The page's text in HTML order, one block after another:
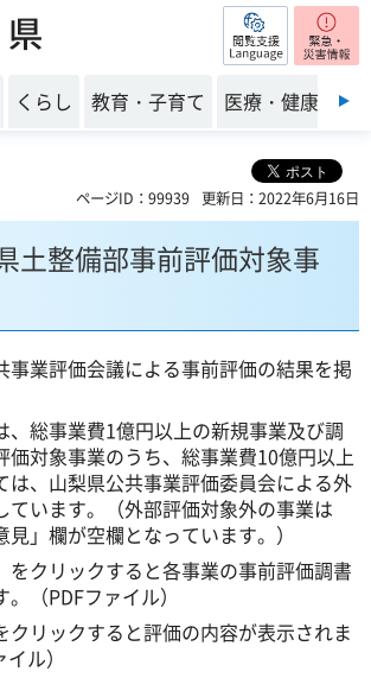
閲覧支援
表示
くらし 教育・子育て 医療・健康・福
ページID：99939 更新日：2022年6月16日
土整備部事前評価対象事
事業評価会議による事前評価の結果を掲
、総事業費1億円以上の新規事業及び調
価対象事業のうち、総事業費10億円以上
は、山梨県公共事業評価委員会による外
ています。（外部評価対象外の事業は
見」欄が空欄となっています。）
をクリックすると各事業の事前評価調書
（PDFファイル）
クリックすると評価の内容が表示されま
ル）